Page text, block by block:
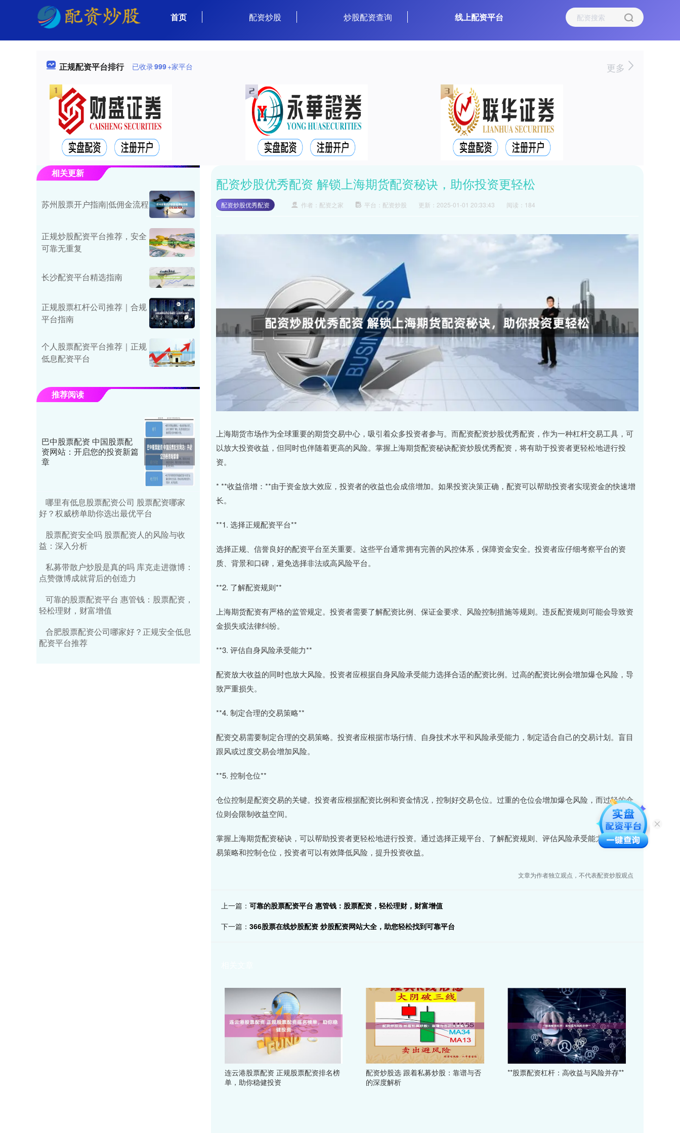
首页 配资炒股 炒股配资查询 线上配资平台
正规配资平台排行 已收录999+家平台 更多
配资炒股优秀配资 解锁上海期货配资秘诀，助你投资更轻松
配资炒股优秀配资 作者：配资之家 平台：配资炒股 更新：2025-01-01 20:33:43 阅读：184
上海期货市场作为全球重要的期货交易中心，吸引着众多投资者参与。而配资配资炒股优秀配资，作为一种杠杆交易工具，可
以放大投资收益，但同时也伴随着更高的风险。掌握上海期货配资秘诀配资炒股优秀配资，将有助于投资者更轻松地进行投
资。
* **收益倍增：**由于资金放大效应，投资者的收益也会成倍增加。如果投资决策正确，配资可以帮助投资者实现资金的快速增
长。
**1. 选择正规配资平台**
选择正规、信誉良好的配资平台至关重要。这些平台通常拥有完善的风控体系，保障资金安全。投资者应仔细考察平台的资
质、背景和口碑，避免选择非法或高风险平台。
**2. 了解配资规则**
上海期货配资有严格的监管规定。投资者需要了解配资比例、保证金要求、风险控制措施等规则。违反配资规则可能会导致资
金损失或法律纠纷。
**3. 评估自身风险承受能力**
配资放大收益的同时也放大风险。投资者应根据自身风险承受能力选择合适的配资比例。过高的配资比例会增加爆仓风险，导
致严重损失。
**4. 制定合理的交易策略**
配资交易需要制定合理的交易策略。投资者应根据市场行情、自身技术水平和风险承受能力，制定适合自己的交易计划。盲目
跟风或过度交易会增加风险。
**5. 控制仓位**
仓位控制是配资交易的关键。投资者应根据配资比例和资金情况，控制好交易仓位。过重的仓位会增加爆仓风险，而过轻的仓
位则会限制收益空间。
掌握上海期货配资秘诀，可以帮助投资者更轻松地进行投资。通过选择正规平台、了解配资规则、评估风险承受能力、制定交
易策略和控制仓位，投资者可以有效降低风险，提升投资收益。
文章为作者独立观点，不代表配资炒股观点
上一篇： 可靠的股票配资平台 惠管钱：股票配资，轻松理财，财富增值
下一篇： 366股票在线炒股配资 炒股配资网站大全，助您轻松找到可靠平台
连云港股票配资 正规股票配资排名榜
单，助你稳健投资
配资炒股选 跟着私募炒股：靠谱与否
的深度解析
**股票配资杠杆：高收益与风险并存**
相关更新
苏州股票开户指南|低佣金流程
正规炒股配资平台推荐，安全
可靠无重复
长沙配资平台精选指南
正规股票杠杆公司推荐｜合规
平台指南
个人股票配资平台推荐｜正规
低息配资平台
推荐阅读
巴中股票配资 中国股票配
资网站：开启您的投资新篇
章
哪里有低息股票配资公司 股票配资哪家
好？权威榜单助你选出最优平台
股票配资安全吗 股票配资人的风险与收
益：深入分析
私募带散户炒股是真的吗 库克走进微博：
点赞微博成就背后的创造力
可靠的股票配资平台 惠管钱：股票配资，
轻松理财，财富增值
合肥股票配资公司哪家好？正规安全低息
配资平台推荐